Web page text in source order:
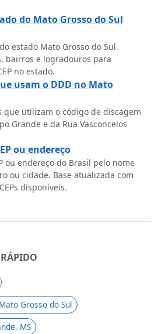
do Mato Grosso do Sul
estado Mato Grosso do Sul.
bairros e logradouros para
no estado.
usam o DDD no Mato
que utilizam o código de discagem
Grande e da Rua Vasconcelos
ou endereço
ou endereço do Brasil pelo nome
ou cidade. Base atualizada com
disponíveis.
Grosso do Sul
MS